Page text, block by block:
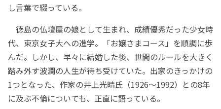
し言葉で綴っている。
徳島の仏壇屋の娘として生まれ、成績優秀だった少女時
代、東京女子大への進学。「お嬢さまコース」を順調に歩
んだ。しかし、早々に結婚した後、世間のルールを大きく
踏み外す波瀾の人生が待ち受けていた。出家のきっかけの
1つとなった、作家の井上光晴氏（1926～1992）との8年
に及ぶ不倫についても、正直に語っている。